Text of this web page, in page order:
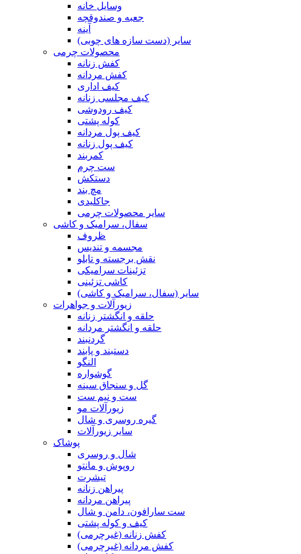
وسایل خانه
جعبه و صندوقچه
آینه
سایر (دست سازه های چوبی)
محصولات چرمی
کفش زنانه
کفش مردانه
کیف اداری
کیف مجلسی زنانه
کیف رودوشی
کوله پشتی
کیف پول مردانه
کیف پول زنانه
کمربند
ست چرم
دستکش
مچ بند
جاکلیدی
سایر محصولات چرمی
سفال، سرامیک و کاشی
ظروف
مجسمه و تندیس
نقش برجسته و تابلو
تزئینات سرامیکی
کاشی تزئینی
سایر (سفال، سرامیک و کاشی)
زیورآلات و جواهرات
حلقه و انگشتر زنانه
حلقه و انگشتر مردانه
گردنبند
دستبند و پابند
النگو
گوشواره
گل و سنجاق سینه
ست و نیم ست
زیورآلات مو
گیره روسری و شال
سایر زیورآلات
پوشاک
شال و روسری
روپوش و مانتو
تیشرت
پیراهن زنانه
پیراهن مردانه
ست سارافون، دامن و شال
کیف و کوله پشتی
کفش زنانه (غیرچرمی)
کفش مردانه (غیرچرمی)